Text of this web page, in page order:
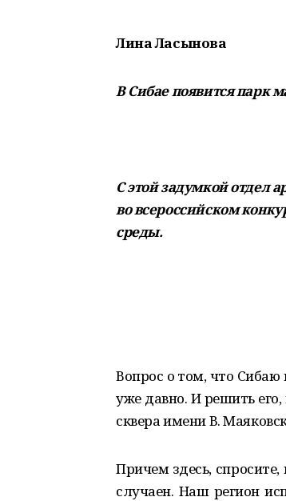
Лина Ласынова
В Сибае появится парк
С этой задумкой отдел
во всероссийском
среды.
Вопрос о том, что
уже давно. И решить
сквера имени В.
Причем здесь,
случаен. Наш регион